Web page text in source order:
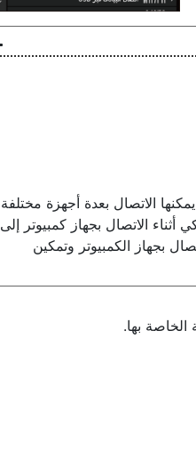
الاتصال بعدة أجهزة مختلفة
الاتصال بجهاز كمبيوتر إلى
بجهاز الكمبيوتر وتمكين
الخاصة بها.